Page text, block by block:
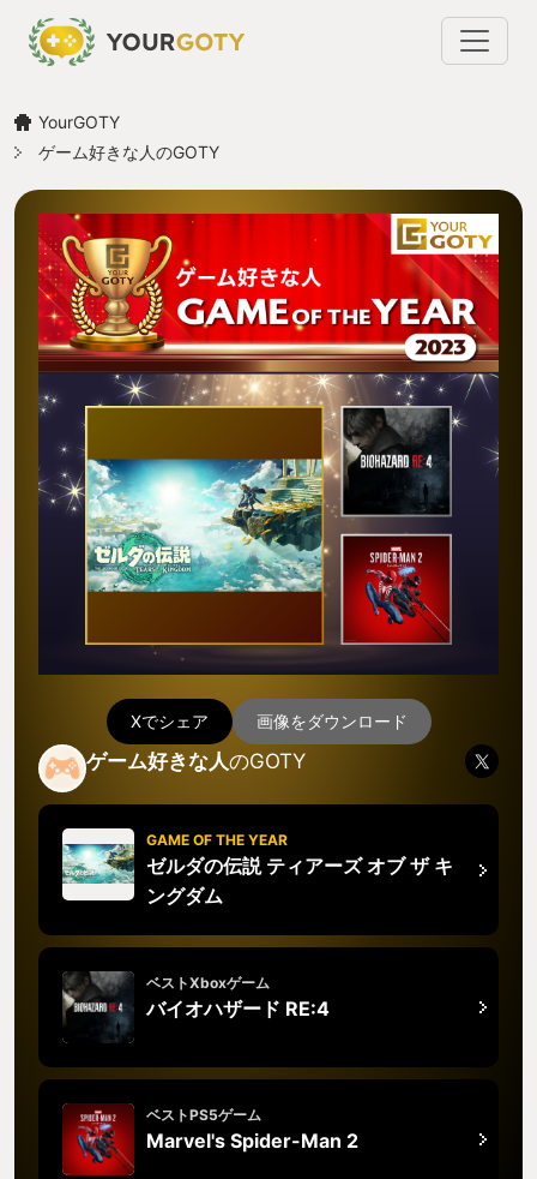
YourGOTY
ゲーム好きな人のGOTY
Xでシェア 画像をダウンロード
ゲーム好きな人のGOTY
GAME OF THE YEAR
ゼルダの伝説 ティアーズ オブ ザ キ
ングダム
ベストXboxゲーム
バイオハザード RE:4
ベストPS5ゲーム
Marvel's Spider-Man 2